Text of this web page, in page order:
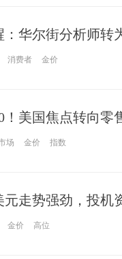
：华尔街分析师转
消费者 金价
！美国焦点转向零
区间 “未来会有
场 金价 指数
元走势强劲，投机
金价 高位